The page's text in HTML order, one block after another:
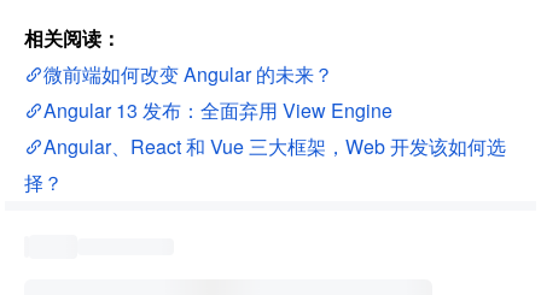
相关阅读：
微前端如何改变 Angular 的未来？
Angular 13 发布：全面弃用 View Engine
Angular、React 和 Vue 三大框架，Web 开发该如何选
择？